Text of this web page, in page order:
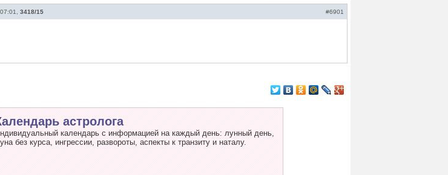
#6901
3418/15
астролога
календарь с информацией на каждый день: лунный день,
без курса, ингрессии, развороты, аспекты к транзиту и наталу.